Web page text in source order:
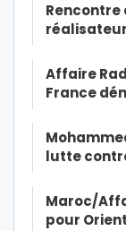
Rencontre
Affaire
France
lutte
Maroc/
pour